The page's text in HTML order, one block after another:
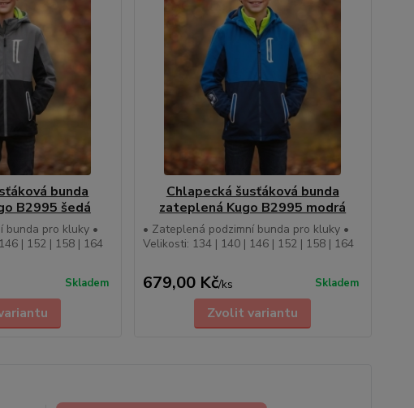
bunda
B2995 šedá
bunda pro kluky •
| 152 | 158 | 164
Skladem
Chlapecká šusťáková bunda
zateplená Kugo B2995 modrá
• Zateplená podzimní bunda pro kluky •
Velikosti: 134 | 140 | 146 | 152 | 158 | 164
679,00 Kč/ks Skladem
Zvolit variantu